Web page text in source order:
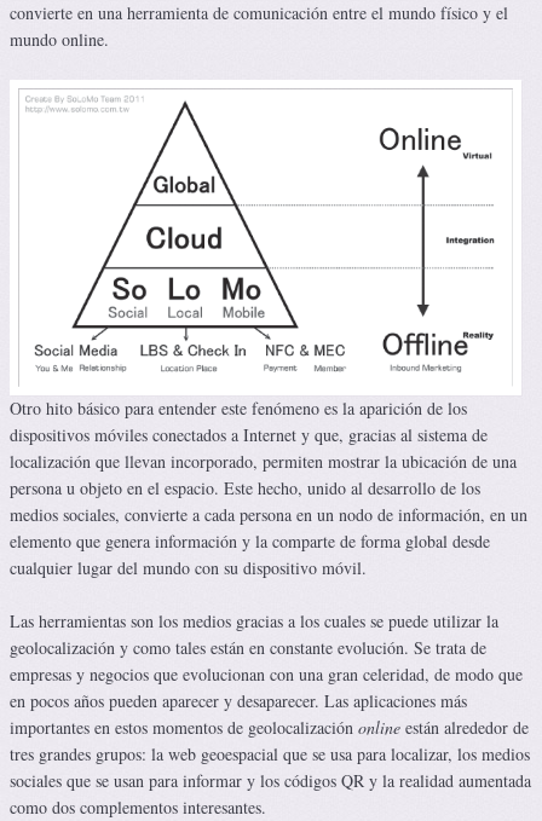
convierte en una herramienta de comunicación entre el mundo físico y el
mundo online.
Otro hito básico para entender este fenómeno es la aparición de los
dispositivos móviles conectados a Internet y que, gracias al sistema de
localización que llevan incorporado, permiten mostrar la ubicación de una
persona u objeto en el espacio. Este hecho, unido al desarrollo de los
medios sociales, convierte a cada persona en un nodo de información, en un
elemento que genera información y la comparte de forma global desde
cualquier lugar del mundo con su dispositivo móvil.
Las herramientas son los medios gracias a los cuales se puede utilizar la
geolocalización y como tales están en constante evolución. Se trata de
empresas y negocios que evolucionan con una gran celeridad, de modo que
en pocos años pueden aparecer y desaparecer. Las aplicaciones más
importantes en estos momentos de geolocalización online están alrededor de
tres grandes grupos: la web geoespacial que se usa para localizar, los medios
sociales que se usan para informar y los códigos QR y la realidad aumentada
como dos complementos interesantes.